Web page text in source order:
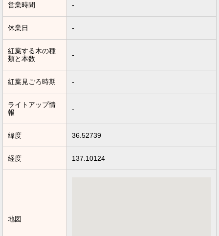
営業時間 -
休業日 -
紅葉する木の種
類と本数
-
紅葉見ごろ時期 -
ライトアップ情
報
-
緯度 36.52739
経度 137.10124
地図